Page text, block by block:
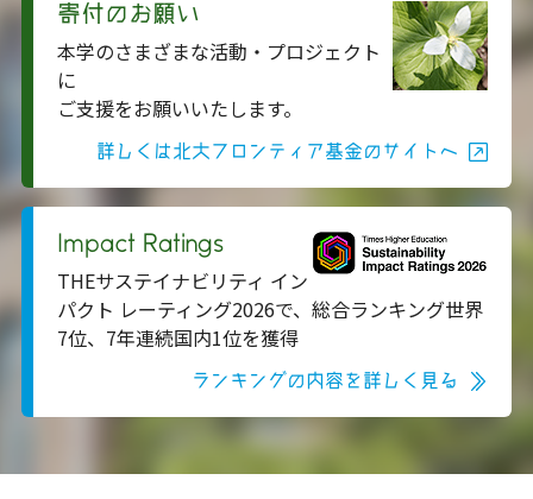
寄付のお願い
本学のさまざまな活動・プロジェクト
に
ご支援をお願いいたします。
詳しくは北大フロンティア基金のサイトへ
Impact Ratings
THEサステイナビリティ イン
パクト レーティング2026で、総合ランキング世界
7位、7年連続国内1位を獲得
ランキングの内容を詳しく見る